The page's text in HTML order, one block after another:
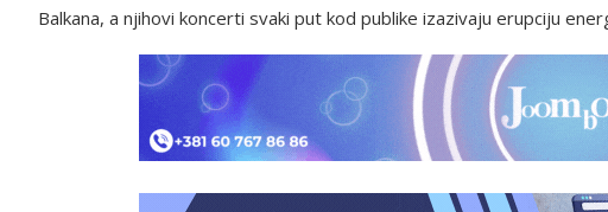
Balkana, a njihovi koncerti svaki put kod publike izazivaju erupciju